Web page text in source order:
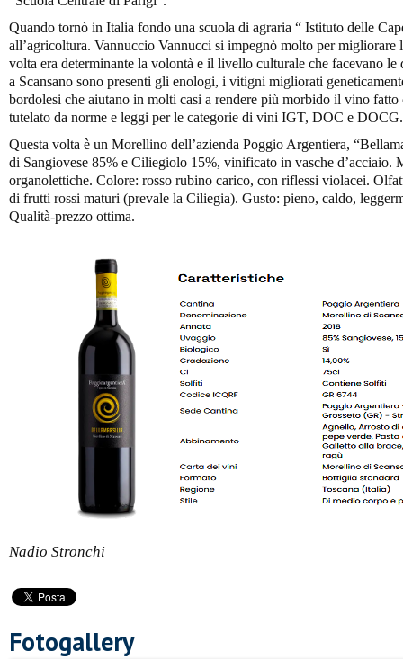
Quando tornò in Italia fondo una scuola di agraria “ Istituto delle
all’agricoltura. Vannuccio Vannucci si impegnò molto per migliorare
volta era determinante la volontà e il livello culturale che facevano
a Scansano sono presenti gli enologi, i vitigni migliorati
bordolesi che aiutano in molti casi a rendere più morbido il vino
tutelato da norme e leggi per le categorie di vini IGT, DOC e DOCG.
Questa volta è un Morellino dell’azienda Poggio Argentiera,
di Sangiovese 85% e Ciliegiolo 15%, vinificato in vasche d’acciaio.
organolettiche. Colore: rosso rubino carico, con riflessi violacei.
di frutti rossi maturi (prevale la Ciliegia). Gusto: pieno, caldo,
Qualità-prezzo ottima.
Nadio Stronchi
Fotogallery